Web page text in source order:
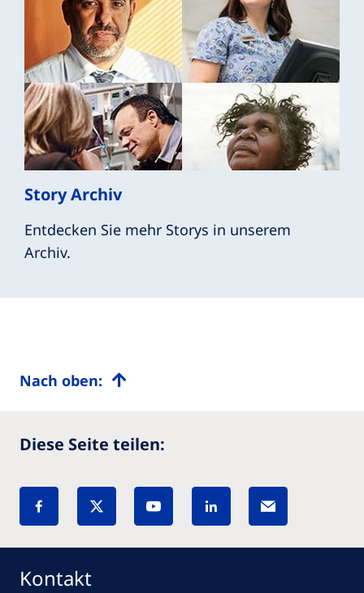
Story Archiv
Entdecken Sie mehr Storys in unserem
Archiv.
Nach oben:
Diese Seite teilen:
Kontakt